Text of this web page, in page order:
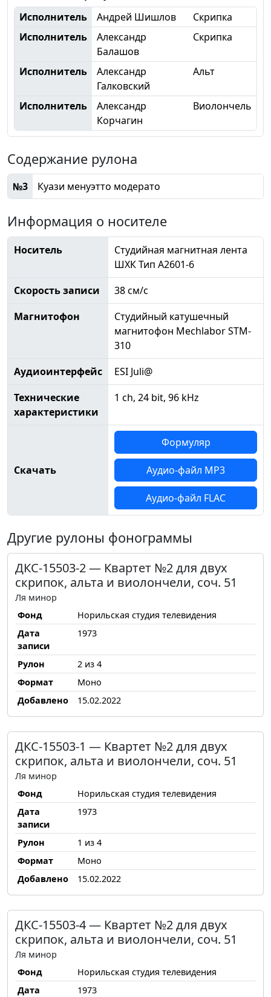
Исполнитель
Андрей Шишлов
Скрипка
Исполнитель
Александр
Балашов
Скрипка
Исполнитель
Александр
Галковский
Альт
Исполнитель
Александр
Корчагин
Виолончель
Содержание рулона
№3 Куази менуэтто модерато
Информация о носителе
Носитель
Студийная магнитная лента
ШХК Тип А2601-6
Скорость записи
38 см/с
Магнитофон
Студийный катушечный
магнитофон Mechlabor STM-
310
Аудиоинтерфейс
ESI Juli@
Технические
характеристики
1 ch, 24 bit, 96 kHz
Скачать
Формуляр
Аудио-файл MP3
Аудио-файл FLAC
Другие рулоны фонограммы
ДКС-15503-2 — Квартет №2 для двух
скрипок, альта и виолончели, соч. 51
Ля минор
Фонд
Норильская студия телевидения
Дата
записи
1973
Рулон
2 из 4
Формат
Моно
Добавлено
15.02.2022
ДКС-15503-1 — Квартет №2 для двух
скрипок, альта и виолончели, соч. 51
Ля минор
Фонд
Норильская студия телевидения
Дата
записи
1973
Рулон
1 из 4
Формат
Моно
Добавлено
15.02.2022
ДКС-15503-4 — Квартет №2 для двух
скрипок, альта и виолончели, соч. 51
Ля минор
Фонд
Норильская студия телевидения
Дата
1973